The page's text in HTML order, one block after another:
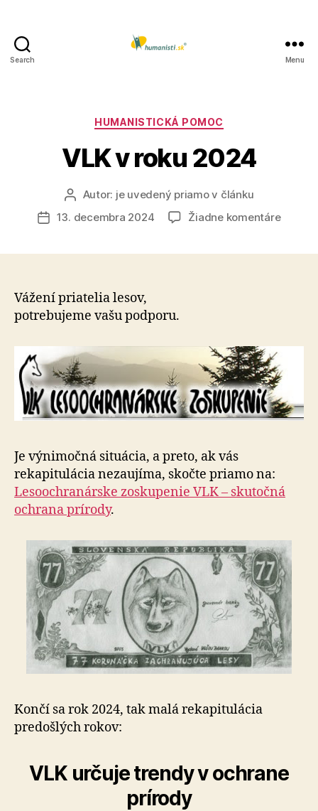
Search Menu
Kategórie
HUMANISTICKÁ POMOC
VLK v roku 2024
Autor
článku
Autor: je uvedený priamo v článku
Dátum
13. decembra 2024 Žiadne komentárena
Vážení priatelia lesov,
potrebujeme vašu podporu.
Je výnimočná situácia, a preto, ak vás
rekapitulácia nezaujíma, skočte priamo na:
Lesoochranárske zoskupenie VLK – skutočná
ochrana prírody.
Končí sa rok 2024, tak malá rekapitulácia
predošlých rokov:
VLK určuje trendy v ochrane
prírody